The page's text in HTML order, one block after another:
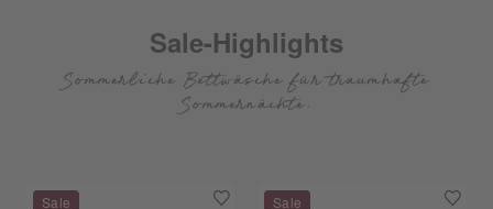
Sommerliche Bettwäsche für traumhafte
Sommernächte.
Sale-Highlights